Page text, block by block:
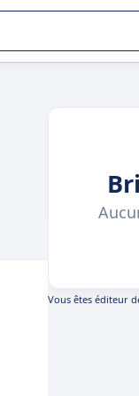
Vous êtes éditeur